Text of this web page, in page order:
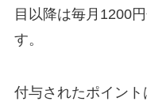
目以降は毎月1200
す。
付与されたポイント